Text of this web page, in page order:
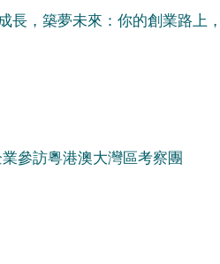
長，築夢未來：你的創業路上，
參訪粵港澳大灣區考察團